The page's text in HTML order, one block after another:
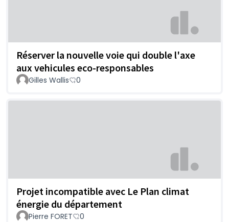
Réserver la nouvelle voie qui double l'axe
aux vehicules eco-responsables
Gilles Wallis 0
Projet incompatible avec Le Plan climat
énergie du département
Pierre FORET 0